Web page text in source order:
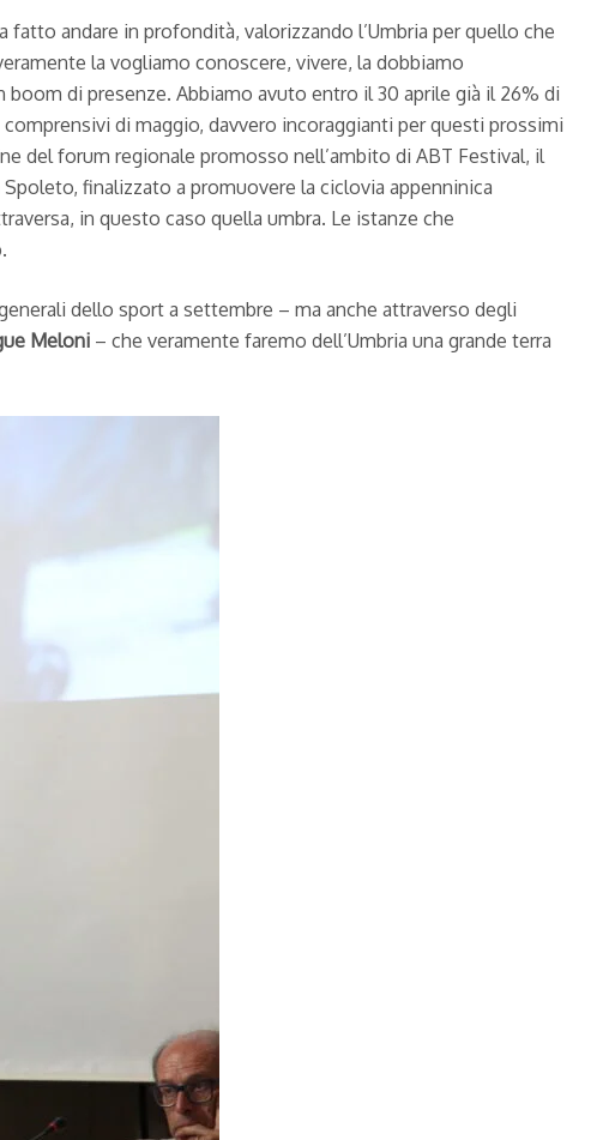
andare in profondità, valorizzando l’Umbria per quello che
la vogliamo conoscere, vivere, la dobbiamo
di presenze. Abbiamo avuto entro il 30 aprile già il 26% di
di maggio, davvero incoraggianti per questi prossimi
del forum regionale promosso nell’ambito di ABT Festival, il
finalizzato a promuovere la ciclovia appenninica
in questo caso quella umbra. Le istanze che
dello sport a settembre – ma anche attraverso degli
Meloni – che veramente faremo dell’Umbria una grande terra